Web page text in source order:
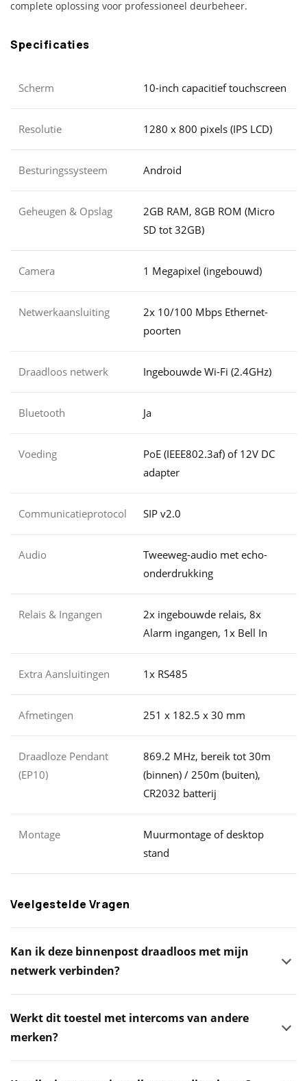
complete oplossing voor professioneel deurbeheer.
Specificaties
Scherm 10-inch capacitief touchscreen
Resolutie 1280 x 800 pixels (IPS LCD)
Besturingssysteem Android
Geheugen & Opslag
2GB RAM, 8GB ROM (Micro
SD tot 32GB)
Camera 1 Megapixel (ingebouwd)
Netwerkaansluiting
2x 10/100 Mbps Ethernet-
poorten
Draadloos netwerk Ingebouwde Wi-Fi (2.4GHz)
Bluetooth Ja
Voeding
PoE (IEEE802.3af) of 12V DC
adapter
Communicatieprotocol SIP v2.0
Audio
Tweeweg-audio met echo-
onderdrukking
Relais & Ingangen
2x ingebouwde relais, 8x
Alarm ingangen, 1x Bell In
Extra Aansluitingen 1x RS485
Afmetingen 251 x 182.5 x 30 mm
Draadloze Pendant
(EP10)
869.2 MHz, bereik tot 30m
(binnen) / 250m (buiten),
CR2032 batterij
Montage
Muurmontage of desktop
stand
Veelgestelde Vragen
Kan ik deze binnenpost draadloos met mijn
netwerk verbinden?
Werkt dit toestel met intercoms van andere
merken?